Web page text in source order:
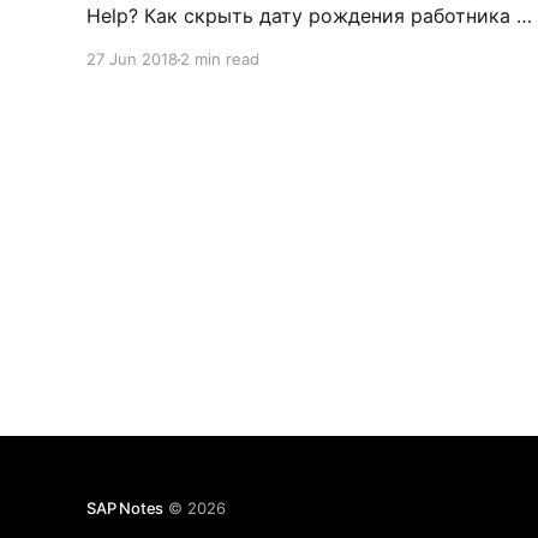
Help? Как скрыть дату рождения работника в
27 Jun 2018 2 min read
SAP Notes © 2026